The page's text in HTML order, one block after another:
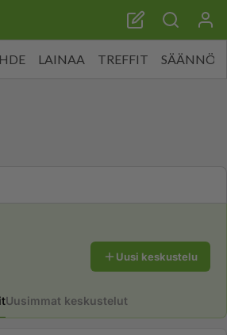
LAINAA TREFFIT SÄÄNNÖT
Uusi keskustelu
Uusimmat keskustelut